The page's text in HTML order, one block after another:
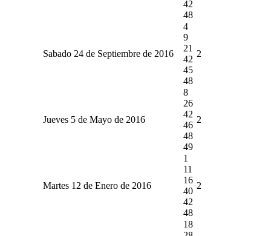
42
48
Sabado 24 de Septiembre de 2016
4
9
21
42
45
48
2
Jueves 5 de Mayo de 2016
8
26
42
46
48
49
2
Martes 12 de Enero de 2016
1
11
16
40
42
48
2
18